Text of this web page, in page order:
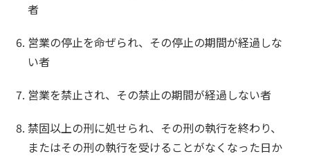
者
営業の停止を命ぜられ、その停止の期間が経過しな
い者
営業を禁止され、その禁止の期間が経過しない者
禁固以上の刑に処せられ、その刑の執行を終わり、
またはその刑の執行を受けることがなくなった日か